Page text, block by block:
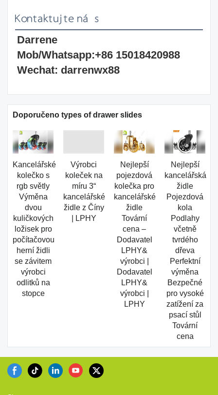
Darrene
Mob/Whatsapp:+86 15018420988
Wechat: darrenwx88
Doporučeno types of drawer slides
Kancelářské
rgb světly
Výměna
dvou
kuličkových
ložisek pro
počítačovou
herní židli
se závitem
výrobci
odlitků na
stopce
míru 3“
kancelářské
židle z Číny
| LPHY
Nejlepší
kolečka pro
kancelářské
židle
Tovární
cena –
Dodavatel
LPHY&
výrobci |
Dodavatel
LPHY&
výrobci |
LPHY
Nejlepší
židle
Pojezdová
kola
Podlahy
včetně
tvrdého
dřeva
Perfektní
výměna
Bezpečné
pro vysoké
zatížení za
psací stůl
Tovární
cena
Sitemap